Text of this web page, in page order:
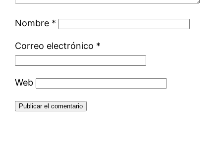
Nombre *
Correo electrónico *
Web